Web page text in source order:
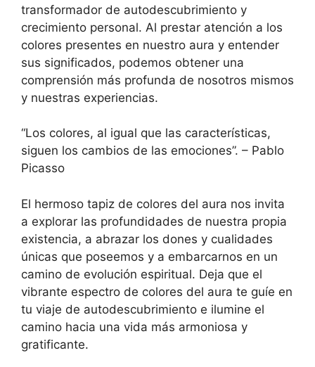
transformador de autodescubrimiento y
crecimiento personal. Al prestar atención a los
colores presentes en nuestro aura y entender
sus significados, podemos obtener una
comprensión más profunda de nosotros mismos
y nuestras experiencias.
“Los colores, al igual que las características,
siguen los cambios de las emociones”. – Pablo
Picasso
El hermoso tapiz de colores del aura nos invita
a explorar las profundidades de nuestra propia
existencia, a abrazar los dones y cualidades
únicas que poseemos y a embarcarnos en un
camino de evolución espiritual. Deja que el
vibrante espectro de colores del aura te guíe en
tu viaje de autodescubrimiento e ilumine el
camino hacia una vida más armoniosa y
gratificante.